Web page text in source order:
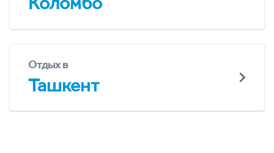
Отдых в
Ташкент